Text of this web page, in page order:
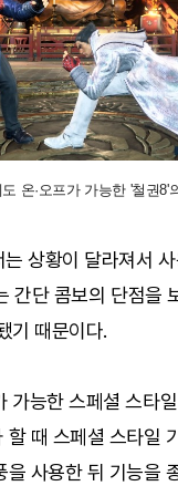
온·오프가 가능한 '철권8'
상황이 달라져서
간단 콤보의 단점을
기 때문이다.
가능한 스페셜 스타
할 때 스페셜 스타일
을 사용한 뒤 기능을